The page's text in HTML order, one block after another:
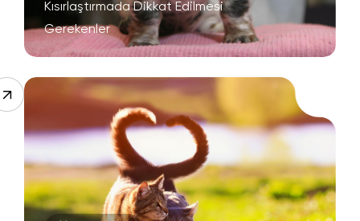
Kısırlaştırmada Dikkat Edilmesi
Gerekenler